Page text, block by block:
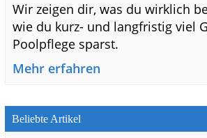
Wir zeigen dir, was du wirklich
wie du kurz- und langfristig viel
Poolpflege sparst.
Mehr erfahren
Beliebte Artikel